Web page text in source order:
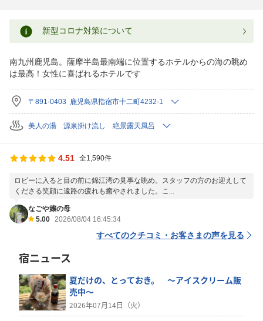
新型コロナ対策について
南九州鹿児島。薩摩半島最南端に位置するホテルからの海の眺め
は最高！女性に喜ばれるホテルです
〒891-0403 鹿児島県指宿市十二町4232-1
美人の湯 源泉掛け流し 絶景露天風呂
4.51 全1,590件
ロビーに入ると目の前に錦江湾の見事な眺め。スタッフの方のお迎えして
くださる笑顔に遠路の疲れも癒やされました。こ...
なごや嬢の母
5.00 2026/08/04 16:45:34
すべてのクチコミ・お客さまの声を見る
宿ニュース
夏だけの、とっておき。 ～アイスクリーム販
売中～
2026年07月14日（火）